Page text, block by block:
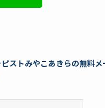
ストみやこあきらの無料